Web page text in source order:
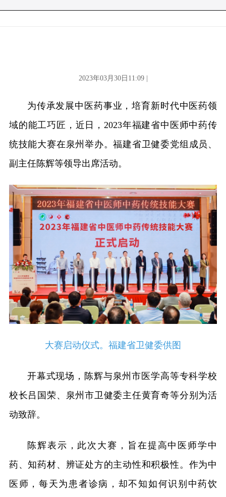
2023年03月30日11:09 |
为传承发展中医药事业，培育新时代中医药领
域的能工巧匠，近日，2023年福建省中医师中药传
统技能大赛在泉州举办。福建省卫健委党组成员、
副主任陈辉等领导出席活动。
大赛启动仪式。福建省卫健委供图
开幕式现场，陈辉与泉州市医学高等专科学校
校长吕国荣、泉州市卫健委主任黄育奇等分别为活
动致辞。
陈辉表示，此次大赛，旨在提高中医师学中
药、知药材、辨证处方的主动性和积极性。作为中
医师，每天为患者诊病，却不知如何识别中药饮